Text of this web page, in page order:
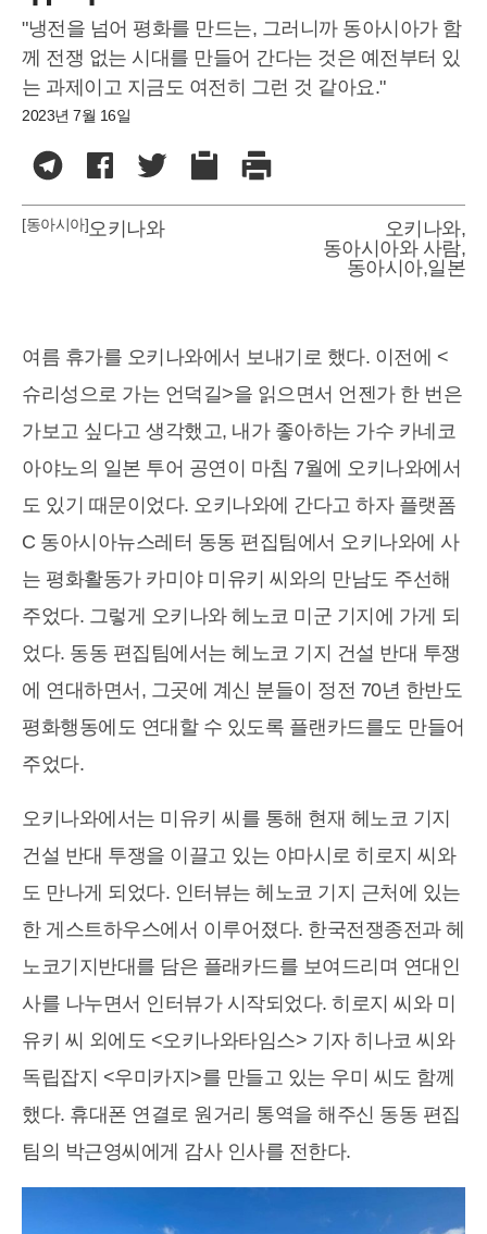
"냉전을 넘어 평화를 만드는, 그러니까 동아시아가 함
께 전쟁 없는 시대를 만들어 간다는 것은 예전부터 있
는 과제이고 지금도 여전히 그런 것 같아요."
2023년 7월 16일
[동아시아]오키나와 오키나와,
동아시아와 사람,
동아시아,일본
여름 휴가를 오키나와에서 보내기로 했다. 이전에 <
슈리성으로 가는 언덕길>을 읽으면서 언젠가 한 번은
가보고 싶다고 생각했고, 내가 좋아하는 가수 카네코
아야노의 일본 투어 공연이 마침 7월에 오키나와에서
도 있기 때문이었다. 오키나와에 간다고 하자 플랫폼
C 동아시아뉴스레터 동동 편집팀에서 오키나와에 사
는 평화활동가 카미야 미유키 씨와의 만남도 주선해
주었다. 그렇게 오키나와 헤노코 미군 기지에 가게 되
었다. 동동 편집팀에서는 헤노코 기지 건설 반대 투쟁
에 연대하면서, 그곳에 계신 분들이 정전 70년 한반도
평화행동에도 연대할 수 있도록 플랜카드를도 만들어
주었다.
오키나와에서는 미유키 씨를 통해 현재 헤노코 기지
건설 반대 투쟁을 이끌고 있는 야마시로 히로지 씨와
도 만나게 되었다. 인터뷰는 헤노코 기지 근처에 있는
한 게스트하우스에서 이루어졌다. 한국전쟁종전과 헤
노코기지반대를 담은 플래카드를 보여드리며 연대인
사를 나누면서 인터뷰가 시작되었다. 히로지 씨와 미
유키 씨 외에도 <오키나와타임스> 기자 히나코 씨와
독립잡지 <우미카지>를 만들고 있는 우미 씨도 함께
했다. 휴대폰 연결로 원거리 통역을 해주신 동동 편집
팀의 박근영씨에게 감사 인사를 전한다.